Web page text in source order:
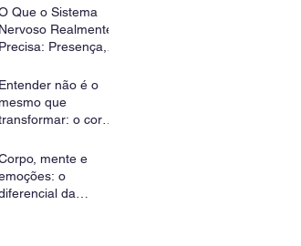
da
ansiedade e dos
sintomas físicos
Que o Sistema
Nervoso Realmente
Precisa: Presença,
Entender não é o
mesmo que
o corpo
já sabe
mente e
o
da